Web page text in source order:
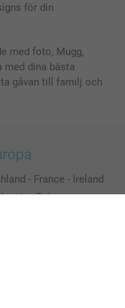
för din
med foto, Mugg,
dina bästa
gåvan till familj och
- France - Ireland
- Suisse -